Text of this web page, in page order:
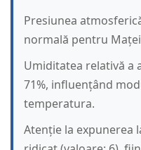
Presiunea
normală pentru
Umiditatea relativă a
71%, influențând
temperatura.
Atenție la expunerea